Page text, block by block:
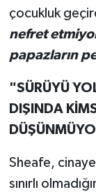
çocukluk
nefret
papazların
"SÜRÜYÜ
DIŞINDA
Sheafe,
sınırlı